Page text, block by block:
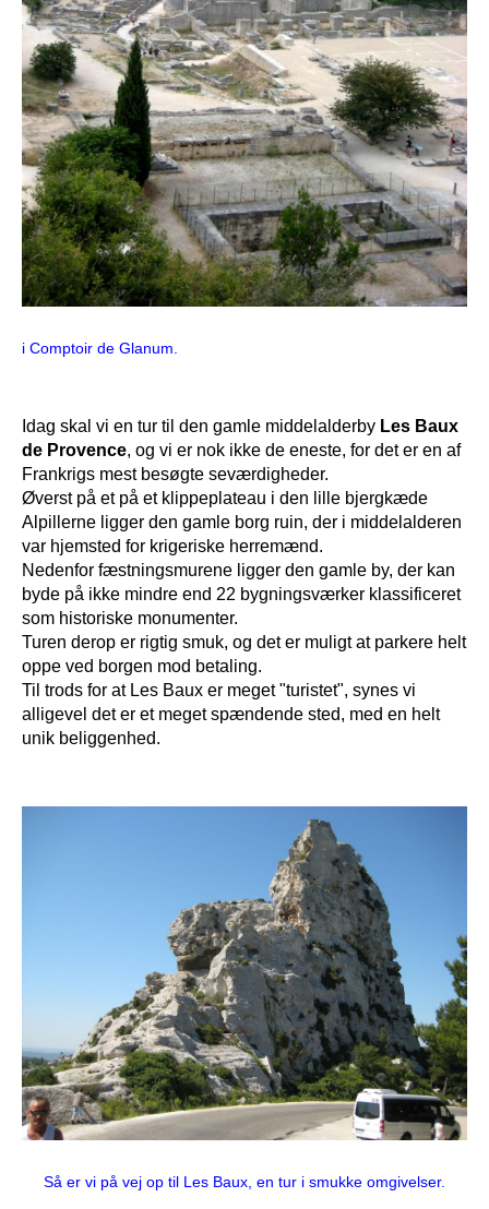
i Comptoir de Glanum.
Idag skal vi en tur til den gamle middelalderby Les Baux
de Provence, og vi er nok ikke de eneste, for det er en af
Frankrigs mest besøgte seværdigheder.
Øverst på et på et klippeplateau i den lille bjergkæde
Alpillerne ligger den gamle borg ruin, der i middelalderen
var hjemsted for krigeriske herremænd.
Nedenfor fæstningsmurene ligger den gamle by, der kan
byde på ikke mindre end 22 bygningsværker klassificeret
som historiske monumenter.
Turen derop er rigtig smuk, og det er muligt at parkere helt
oppe ved borgen mod betaling.
Til trods for at Les Baux er meget "turistet", synes vi
alligevel det er et meget spændende sted, med en helt
unik beliggenhed.
Så er vi på vej op til Les Baux, en tur i smukke omgivelser.